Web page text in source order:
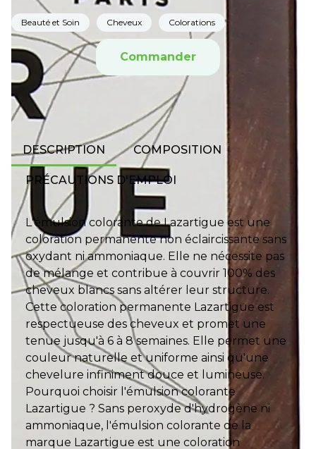
Beauté et Soin Cheveux Colorations
Commander
DESCRIPTION COMPOSITION
PRÉCAUTIONS D'EMPLOI
L'émulsion colorante de Lazartigue est une
coloration permanente non éclaircissante sans
oxydant ni ammoniaque. Elle ne nécessite pas
de mélange et contribue à couvrir 100% des
cheveux blancs sans altérer leur structure.
Cette coloration permanente Lazartigue est
respectueuse des cheveux et promet une
tenue jusqu'à 6 à 8 semaines. Elle permet une
couleur naturelle et uniforme ainsi qu'une
chevelure infiniment douce et lumineuse.
Pourquoi choisir l'émulsion colorante
Lazartigue ? Sans peroxyde d'hydrogène ni
ammoniaque, l'émulsion colorante de la
marque Lazartigue est une coloration